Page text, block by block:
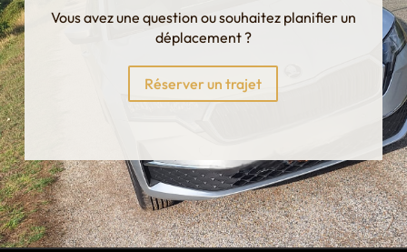
Vous avez une question ou souhaitez planifier un
déplacement ?
Réserver un trajet